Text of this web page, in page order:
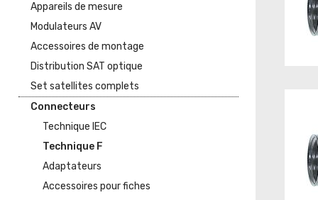
Appareils de mesure
Modulateurs AV
Accessoires de montage
Distribution SAT optique
Set satellites complets
Connecteurs
Technique IEC
Technique F
Adaptateurs
Accessoires pour fiches